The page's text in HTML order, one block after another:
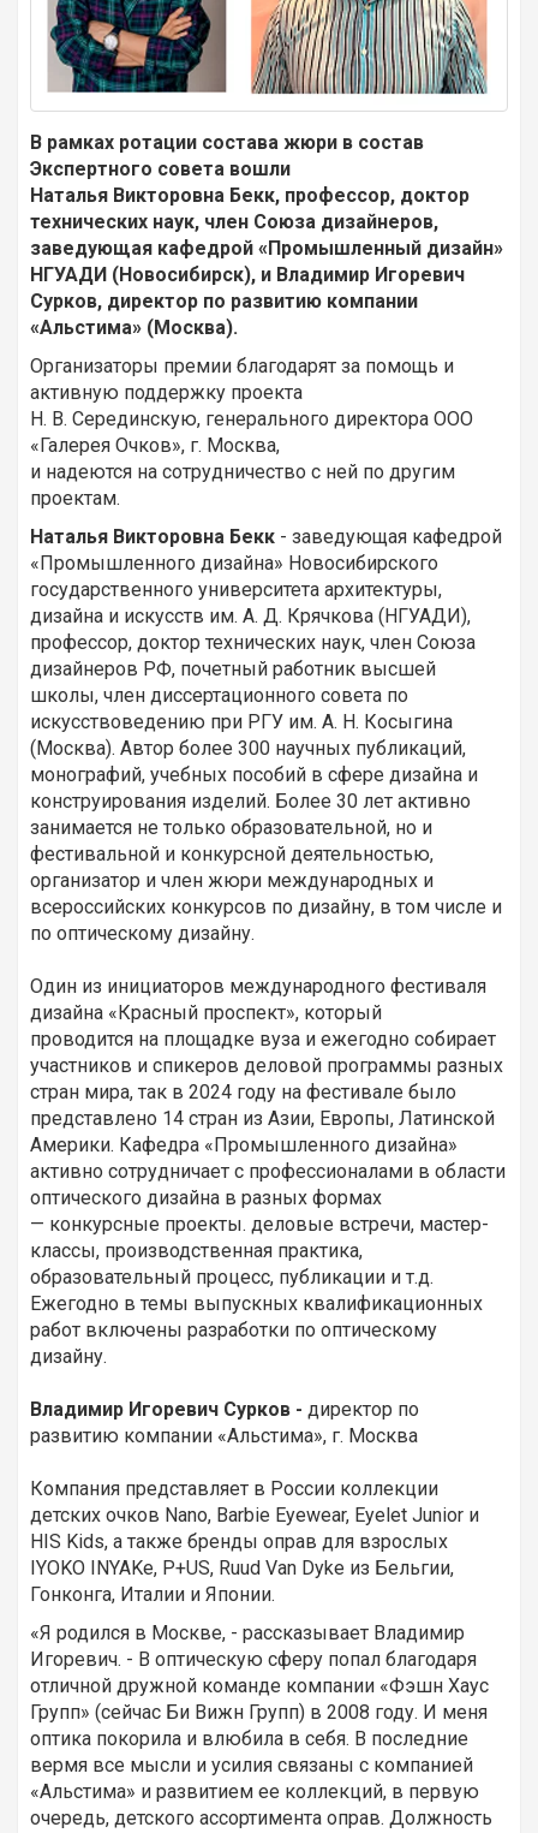
В рамках ротации состава жюри в состав
Экспертного совета вошли
Наталья Викторовна Бекк, профессор, доктор
технических наук, член Союза дизайнеров,
заведующая кафедрой «Промышленный дизайн»
НГУАДИ (Новосибирск), и Владимир Игоревич
Сурков, директор по развитию компании
«Альстима» (Москва).
Организаторы премии благодарят за помощь и
активную поддержку проекта
Н. В. Серединскую, генерального директора ООО
«Галерея Очков», г. Москва,
и надеются на сотрудничество с ней по другим
проектам.
Наталья Викторовна Бекк - заведующая кафедрой
«Промышленного дизайна» Новосибирского
государственного университета архитектуры,
дизайна и искусств им. А. Д. Крячкова (НГУАДИ),
профессор, доктор технических наук, член Союза
дизайнеров РФ, почетный работник высшей
школы, член диссертационного совета по
искусствоведению при РГУ им. А. Н. Косыгина
(Москва). Автор более 300 научных публикаций,
монографий, учебных пособий в сфере дизайна и
конструирования изделий. Более 30 лет активно
занимается не только образовательной, но и
фестивальной и конкурсной деятельностью,
организатор и член жюри международных и
всероссийских конкурсов по дизайну, в том числе и
по оптическому дизайну.
Один из инициаторов международного фестиваля
дизайна «Красный проспект», который
проводится на площадке вуза и ежегодно собирает
участников и спикеров деловой программы разных
стран мира, так в 2024 году на фестивале было
представлено 14 стран из Азии, Европы, Латинской
Америки. Кафедра «Промышленного дизайна»
активно сотрудничает с профессионалами в области
оптического дизайна в разных формах
— конкурсные проекты. деловые встречи, мастер-
классы, производственная практика,
образовательный процесс, публикации и т.д.
Ежегодно в темы выпускных квалификационных
работ включены разработки по оптическому
дизайну.
Владимир Игоревич Сурков - директор по
развитию компании «Альстима», г. Москва
Компания представляет в России коллекции
детских очков Nano, Barbie Eyewear, Eyelet Junior и
HIS Kids, а также бренды оправ для взрослых
IYOKO INYAKe, P+US, Ruud Van Dyke из Бельгии,
Гонконга, Италии и Японии.
«Я родился в Москве, - рассказывает Владимир
Игоревич. - В оптическую сферу попал благодаря
отличной дружной команде компании «Фэшн Хаус
Групп» (сейчас Би Вижн Групп) в 2008 году. И меня
оптика покорила и влюбила в себя. В последние
вермя все мысли и усилия связаны с компанией
«Альстима» и развитием ее коллекций, в первую
очередь, детского ассортимента оправ. Должность